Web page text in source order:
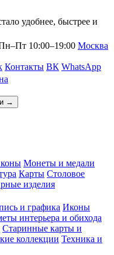
удобнее, быстрее и
10:00–19:00 Москва
Контакты ВК WhatsApp
→
Монеты и медали
Карты Столовое
изделия
и графика Иконы
интерьера и обихода
Старинные карты и
коллекции Техника и